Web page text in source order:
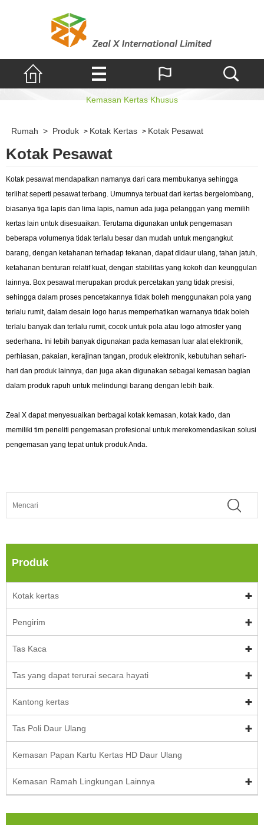
Kotak Pesawat
Kemasan Kertas Khusus
Rumah > Produk > Kotak Kertas > Kotak Pesawat
Kotak Pesawat
Kotak pesawat mendapatkan namanya dari cara membukanya sehingga
terlihat seperti pesawat terbang. Umumnya terbuat dari kertas bergelombang,
biasanya tiga lapis dan lima lapis, namun ada juga pelanggan yang memilih
kertas lain untuk disesuaikan. Terutama digunakan untuk pengemasan
beberapa volumenya tidak terlalu besar dan mudah untuk mengangkut
barang, dengan ketahanan terhadap tekanan, dapat didaur ulang, tahan jatuh,
ketahanan benturan relatif kuat, dengan stabilitas yang kokoh dan keunggulan
lainnya. Box pesawat merupakan produk percetakan yang tidak presisi,
sehingga dalam proses pencetakannya tidak boleh menggunakan pola yang
terlalu rumit, dalam desain logo harus memperhatikan warnanya tidak boleh
terlalu banyak dan terlalu rumit, cocok untuk pola atau logo atmosfer yang
sederhana. Ini lebih banyak digunakan pada kemasan luar alat elektronik,
perhiasan, pakaian, kerajinan tangan, produk elektronik, kebutuhan sehari-
hari dan produk lainnya, dan juga akan digunakan sebagai kemasan bagian
dalam produk rapuh untuk melindungi barang dengan lebih baik.
Zeal X dapat menyesuaikan berbagai kotak kemasan, kotak kado, dan
memiliki tim peneliti pengemasan profesional untuk merekomendasikan solusi
pengemasan yang tepat untuk produk Anda.
Produk
Kotak kertas
Pengirim
Tas Kaca
Tas yang dapat terurai secara hayati
Kantong kertas
Tas Poli Daur Ulang
Kemasan Papan Kartu Kertas HD Daur Ulang
Kemasan Ramah Lingkungan Lainnya